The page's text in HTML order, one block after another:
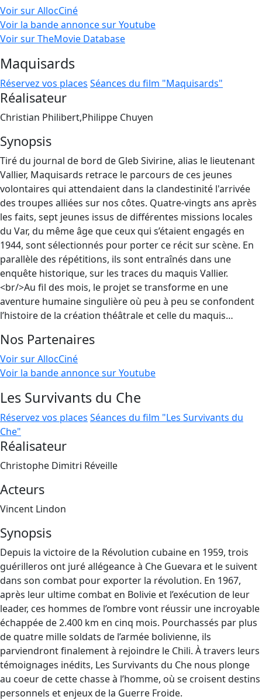
Voir sur AllocCiné
Voir la bande annonce sur Youtube
Voir sur TheMovie Database
Maquisards
Réservez vos places Séances du film "Maquisards"
Réalisateur
Christian Philibert,Philippe Chuyen
Synopsis
Tiré du journal de bord de Gleb Sivirine, alias le lieutenant
Vallier, Maquisards retrace le parcours de ces jeunes
volontaires qui attendaient dans la clandestinité l'arrivée
des troupes alliées sur nos côtes. Quatre-vingts ans après
les faits, sept jeunes issus de différentes missions locales
du Var, du même âge que ceux qui s’étaient engagés en
1944, sont sélectionnés pour porter ce récit sur scène. En
parallèle des répétitions, ils sont entraînés dans une
enquête historique, sur les traces du maquis Vallier.
<br/>Au fil des mois, le projet se transforme en une
aventure humaine singulière où peu à peu se confondent
l’histoire de la création théâtrale et celle du maquis…
Nos Partenaires
Voir sur AllocCiné
Voir la bande annonce sur Youtube
Les Survivants du Che
Réservez vos places Séances du film "Les Survivants du
Che"
Réalisateur
Christophe Dimitri Réveille
Acteurs
Vincent Lindon
Synopsis
Depuis la victoire de la Révolution cubaine en 1959, trois
guérilleros ont juré allégeance à Che Guevara et le suivent
dans son combat pour exporter la révolution. En 1967,
après leur ultime combat en Bolivie et l’exécution de leur
leader, ces hommes de l’ombre vont réussir une incroyable
échappée de 2.400 km en cinq mois. Pourchassés par plus
de quatre mille soldats de l’armée bolivienne, ils
parviendront finalement à rejoindre le Chili. À travers leurs
témoignages inédits, Les Survivants du Che nous plonge
au coeur de cette chasse à l’homme, où se croisent destins
personnels et enjeux de la Guerre Froide.